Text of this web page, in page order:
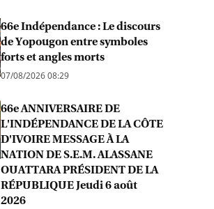
66e Indépendance : Le discours
de Yopougon entre symboles
forts et angles morts
07/08/2026 08:29
66e ANNIVERSAIRE DE
L'INDÉPENDANCE DE LA CÔTE
D'IVOIRE MESSAGE À LA
NATION DE S.E.M. ALASSANE
OUATTARA PRÉSIDENT DE LA
RÉPUBLIQUE Jeudi 6 août
2026